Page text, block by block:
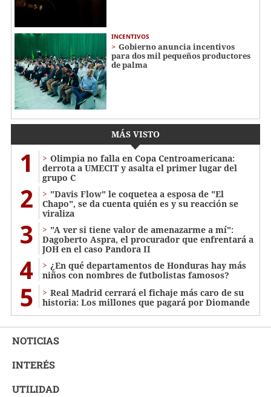
INCENTIVOS
Gobierno anuncia incentivos
para dos mil pequeños productores
de palma
MÁS VISTO
1
Olimpia no falla en Copa Centroamericana:
derrota a UMECIT y asalta el primer lugar del
grupo C
2
"Davis Flow" le coquetea a esposa de "El
Chapo", se da cuenta quién es y su reacción se
viraliza
3
"A ver si tiene valor de amenazarme a mí":
Dagoberto Aspra, el procurador que enfrentará a
JOH en el caso Pandora II
4
¿En qué departamentos de Honduras hay más
niños con nombres de futbolistas famosos?
5
Real Madrid cerrará el fichaje más caro de su
historia: Los millones que pagará por Diomande
NOTICIAS
INTERÉS
UTILIDAD